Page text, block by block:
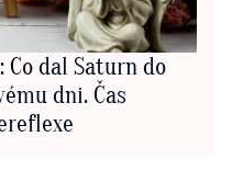
dal Saturn do
dni. Čas